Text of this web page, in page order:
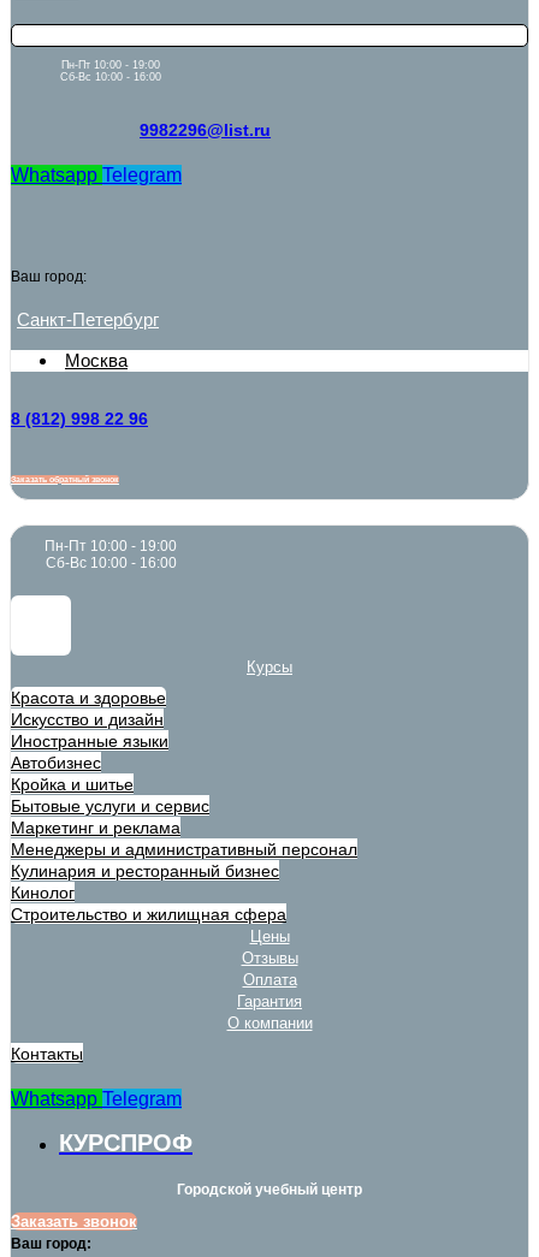
Пн-Пт 10:00 - 19:00
Сб-Вс 10:00 - 16:00
9982296@list.ru
Whatsapp Telegram
Ваш город:
Санкт-Петербург
Москва
8 (812) 998 22 96
Заказать обратный звонок
Пн-Пт 10:00 - 19:00
Сб-Вс 10:00 - 16:00
Курсы
Красота и здоровье
Искусство и дизайн
Иностранные языки
Автобизнес
Кройка и шитье
Бытовые услуги и сервис
Маркетинг и реклама
Менеджеры и административный персонал
Кулинария и ресторанный бизнес
Кинолог
Строительство и жилищная сфера
Цены
Отзывы
Оплата
Гарантия
О компании
Контакты
Whatsapp Telegram
КУРСПРОФ
Городской учебный центр
Заказать звонок
Ваш город: